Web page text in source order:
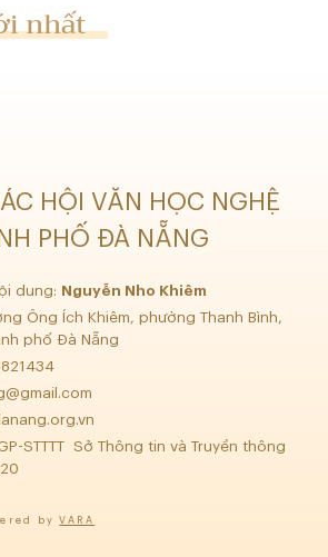
nhất
HỘI VĂN HỌC NGHỆ
PHỐ ĐÀ NẴNG
dung:
Nguyễn Nho Khiêm
Ông Ích Khiêm, phường Thanh Bình,
phố Đà Nẵng
STTTT Sở Thông tin và Truyền thông
byVARA